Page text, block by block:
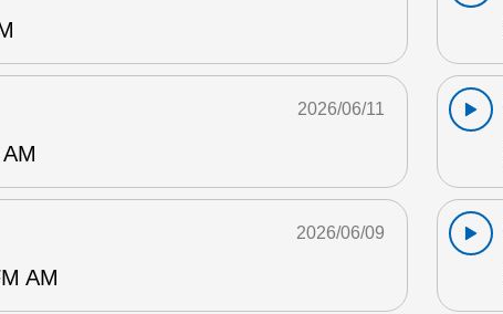
2026/06/11
AM
2026/06/09